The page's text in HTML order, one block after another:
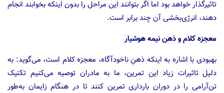
تاثیرگذار خواهد بود اما اگر بتوانند این مراحل را بدون اینکه بخوابند انجام
دهند، انرژی‌بخشی آن چند برابر است.
معجزه کلام و ذهن نیمه هوشیار
بهبودی با اشاره به اینکه ذهنِ ناخودآگاه، معجزه کلام است، می‌گوید: به
دلیل تاثیرات زیاد این تمرین، ما به مادران توصیه می‌کنیم تکنیک
تن‌آرامی را در دوران بارداری تمرین کنند تا در هنگام زایمان به‌طور